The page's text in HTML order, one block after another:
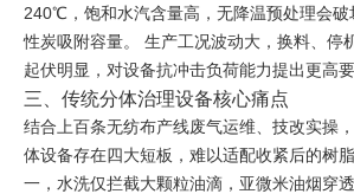
240℃，饱和水汽含量高，无降温预处理会破
性炭吸附容量。 生产工况波动大，换料、停
起伏明显，对设备抗冲击负荷能力提出更高要
三、传统分体治理设备核心痛点
结合上百条无纺布产线废气运维、技改实操
体设备存在四大短板，难以适配收紧后的树
一，水洗仅拦截大颗粒油滴，亚微米油烟穿